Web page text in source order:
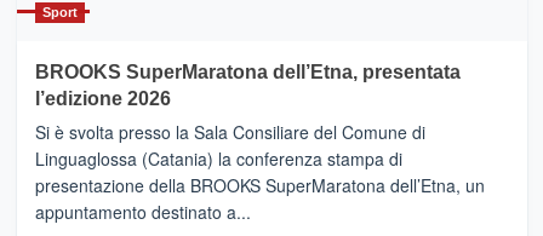
con
la
Al
via
i
collegamenti
Sport
BROOKS SuperMaratona dell’Etna, presentata
l’edizione 2026
Si è svolta presso la Sala Consiliare del Comune di
Linguaglossa (Catania) la conferenza stampa di
presentazione della BROOKS SuperMaratona dell’Etna, un
appuntamento destinato a...